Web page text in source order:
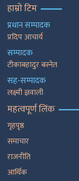
हाम्रो टिम
प्रधान सम्पादक
प्रदिप आचार्य
सम्पादक
टीकाबहादुर बस्नेत
सह-सम्पादक
लक्ष्मी ज्ञवाली
महत्वपूर्ण लिंक
गृहपृष्ठ
समाचार
राजनीति
आर्थिक